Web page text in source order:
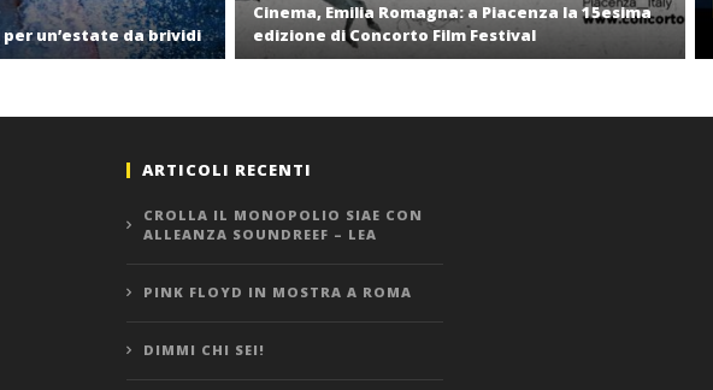
un’estate da brividi
Cinema, Emilia Romagna: a Piacenza la 15esima
edizione di Concorto Film Festival
ARTICOLI RECENTI
CROLLA IL MONOPOLIO SIAE CON
ALLEANZA SOUNDREEF – LEA
PINK FLOYD IN MOSTRA A ROMA
DIMMI CHI SEI!